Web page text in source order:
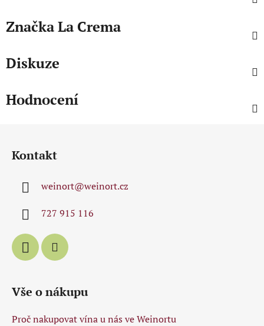
ZnačkaLa Crema
Diskuze
Hodnocení
Kontakt
weinort@weinort.cz
727 915 116
Vše o nákupu
Proč nakupovat vína u nás ve Weinortu